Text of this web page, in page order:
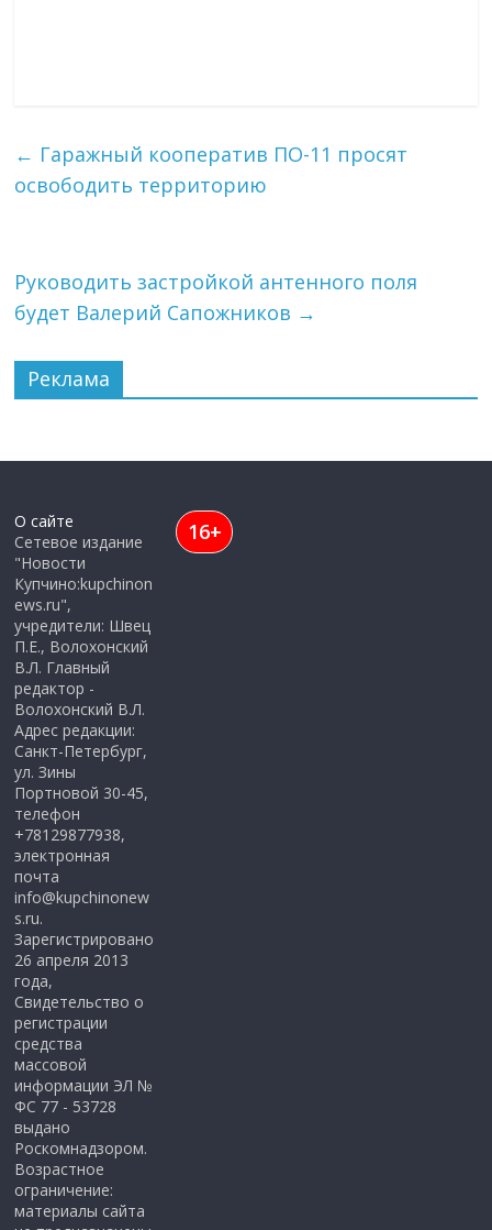
← Гаражный кооператив ПО-11 просят
освободить территорию
Руководить застройкой антенного поля
будет Валерий Сапожников →
Реклама
О сайте
Сетевое издание
"Новости
Купчино:kupchinon
ews.ru",
учредители: Швец
П.Е., Волохонский
В.Л. Главный
редактор -
Волохонский В.Л.
Адрес редакции:
Санкт-Петербург,
ул. Зины
Портновой 30-45,
телефон
+78129877938,
электронная
почта
info@kupchinonew
s.ru.
Зарегистрировано
26 апреля 2013
года,
Свидетельство о
регистрации
средства
массовой
информации ЭЛ №
ФС 77 - 53728
выдано
Роскомнадзором.
Возрастное
ограничение:
материалы сайта
16+